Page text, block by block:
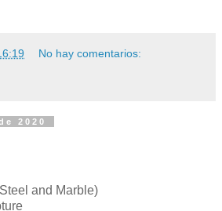
No hay comentarios:
2020
and Marble)